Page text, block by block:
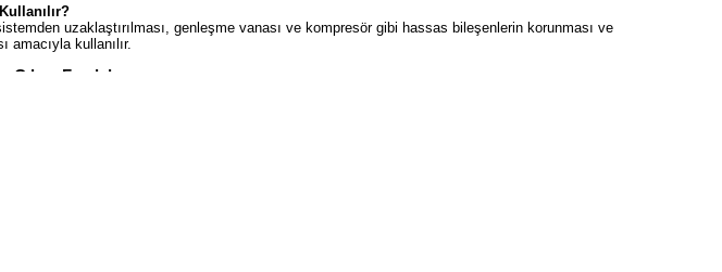
uzaklaştırılması, genleşme vanası ve kompresör gibi hassas bileşenlerin korunması ve
kullanılır.
Faydaları